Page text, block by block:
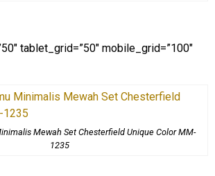
tablet_grid=”50″ mobile_grid=”100″
Mewah Set Chesterfield Unique Color MM-
1235